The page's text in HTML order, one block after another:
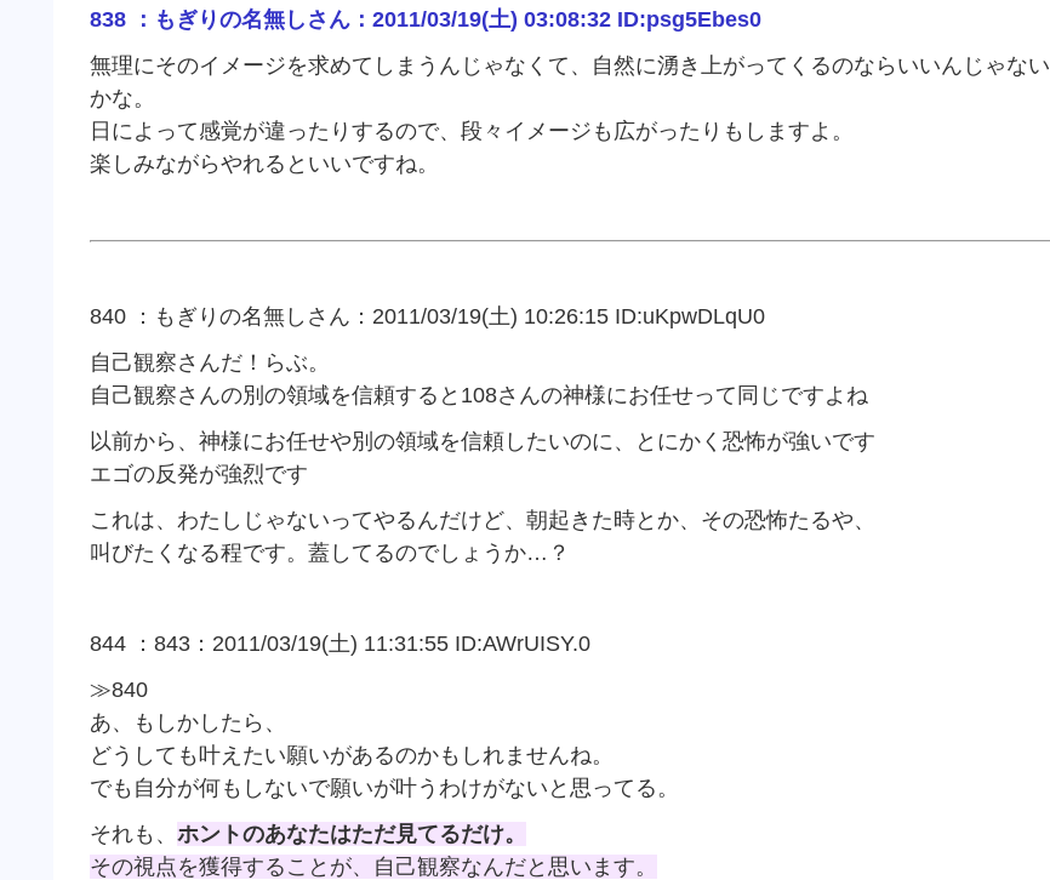
838 ：もぎりの名無しさん：2011/03/19(土) 03:08:32 ID:psg5Ebes0
無理にそのイメージを求めてしまうんじゃなくて、自然に湧き上がってくるのならいいんじゃない
かな。
日によって感覚が違ったりするので、段々イメージも広がったりもしますよ。
楽しみながらやれるといいですね。
840 ：もぎりの名無しさん：2011/03/19(土) 10:26:15 ID:uKpwDLqU0
自己観察さんだ！らぶ。
自己観察さんの別の領域を信頼すると108さんの神様にお任せって同じですよね
以前から、神様にお任せや別の領域を信頼したいのに、とにかく恐怖が強いです
エゴの反発が強烈です
これは、わたしじゃないってやるんだけど、朝起きた時とか、その恐怖たるや、
叫びたくなる程です。蓋してるのでしょうか…？
844 ：843：2011/03/19(土) 11:31:55 ID:AWrUISY.0
≫840
あ、もしかしたら、
どうしても叶えたい願いがあるのかもしれませんね。
でも自分が何もしないで願いが叶うわけがないと思ってる。
それも、 ホントのあなたはただ見てるだけ。
その視点を獲得することが、自己観察なんだと思います。